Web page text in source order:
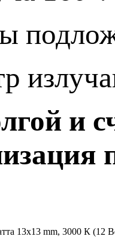
и
13х13 mm, 3000 К (12